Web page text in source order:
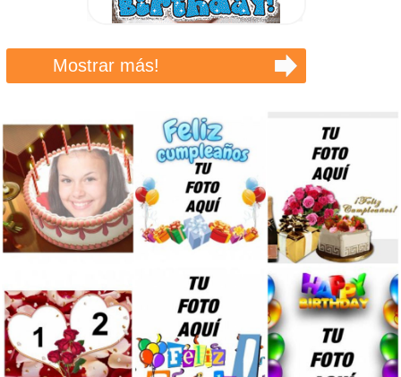
Mostrar más!